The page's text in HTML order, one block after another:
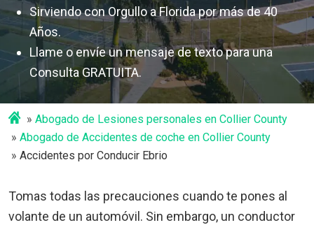
Sirviendo con Orgullo a Florida por más de 40
Años.
Llame o envíe un mensaje de texto para una
Consulta GRATUITA.
Abogado de Lesiones personales en Collier County
Abogado de Accidentes de coche en Collier County
Accidentes por Conducir Ebrio
Tomas todas las precauciones cuando te pones al
volante de un automóvil. Sin embargo, un conductor